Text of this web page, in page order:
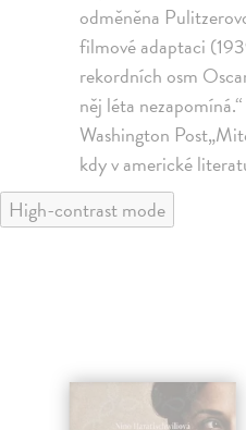
odměněna
filmové adaptaci
rekordních osm
něj léta
Washington
kdy v americké
High-contrast mode